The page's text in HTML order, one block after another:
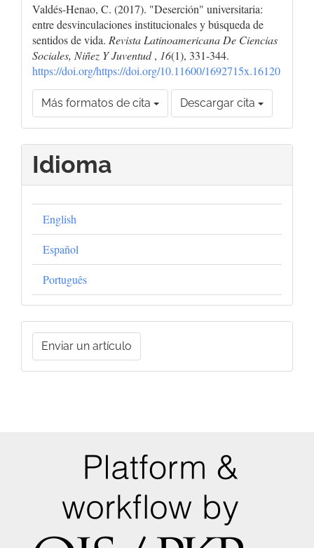
Valdés-Henao, C. (2017). "Deserción" universitaria:
entre desvinculaciones institucionales y búsqueda de
sentidos de vida. Revista Latinoamericana De Ciencias
Sociales, Niñez Y Juventud, 16(1), 331-344.
https://doi.org/https://doi.org/10.11600/1692715x.16120
Más formatos de cita Descargar cita
Idioma
English
Español
Português
Enviar
unEnviar un artículo